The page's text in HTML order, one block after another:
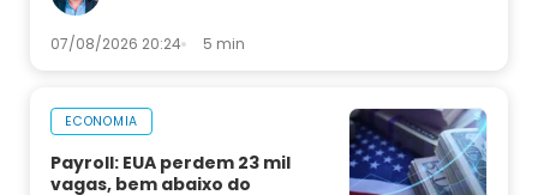
07/08/2026 20:24 5 min
ECONOMIA
Payroll: EUA perdem 23 mil
vagas, bem abaixo do